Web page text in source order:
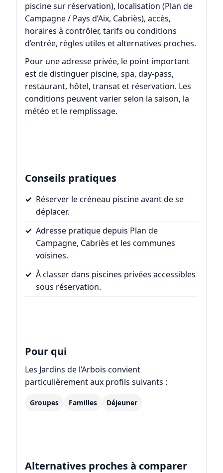
piscine sur réservation), localisation (Plan de
Campagne / Pays d’Aix, Cabriès), accès,
horaires à contrôler, tarifs ou conditions
d’entrée, règles utiles et alternatives proches.
Pour une adresse privée, le point important
est de distinguer piscine, spa, day-pass,
restaurant, hôtel, transat et réservation. Les
conditions peuvent varier selon la saison, la
météo et le remplissage.
Conseils pratiques
Réserver le créneau piscine avant de se
déplacer.
Adresse pratique depuis Plan de
Campagne, Cabriès et les communes
voisines.
À classer dans piscines privées accessibles
sous réservation.
Pour qui
Les Jardins de l’Arbois convient
particulièrement aux profils suivants :
Groupes Familles Déjeuner
Alternatives proches à comparer